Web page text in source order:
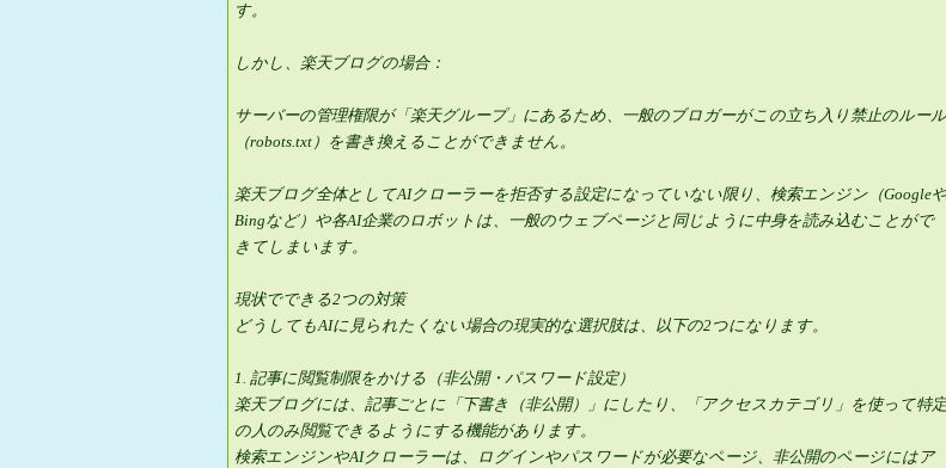
す。
しかし、楽天ブログの場合：
サーバーの管理権限が「楽天グループ」にあるため、一般のブロガーがこの立ち入り禁止のルー
（robots.txt）を書き換えることができません。
楽天ブログ全体としてAIクローラーを拒否する設定になっていない限り、検索エンジン（Google
Bingなど）や各AI企業のロボットは、一般のウェブページと同じように中身を読み込むことがで
きてしまいます。
現状でできる2つの対策
どうしてもAIに見られたくない場合の現実的な選択肢は、以下の2つになります。
1. 記事に閲覧制限をかける（非公開・パスワード設定）
楽天ブログには、記事ごとに「下書き（非公開）」にしたり、「アクセスカテゴリ」を使って特
の人のみ閲覧できるようにする機能があります。
検索エンジンやAIクローラーは、ログインやパスワードが必要なページ、非公開のページにはア